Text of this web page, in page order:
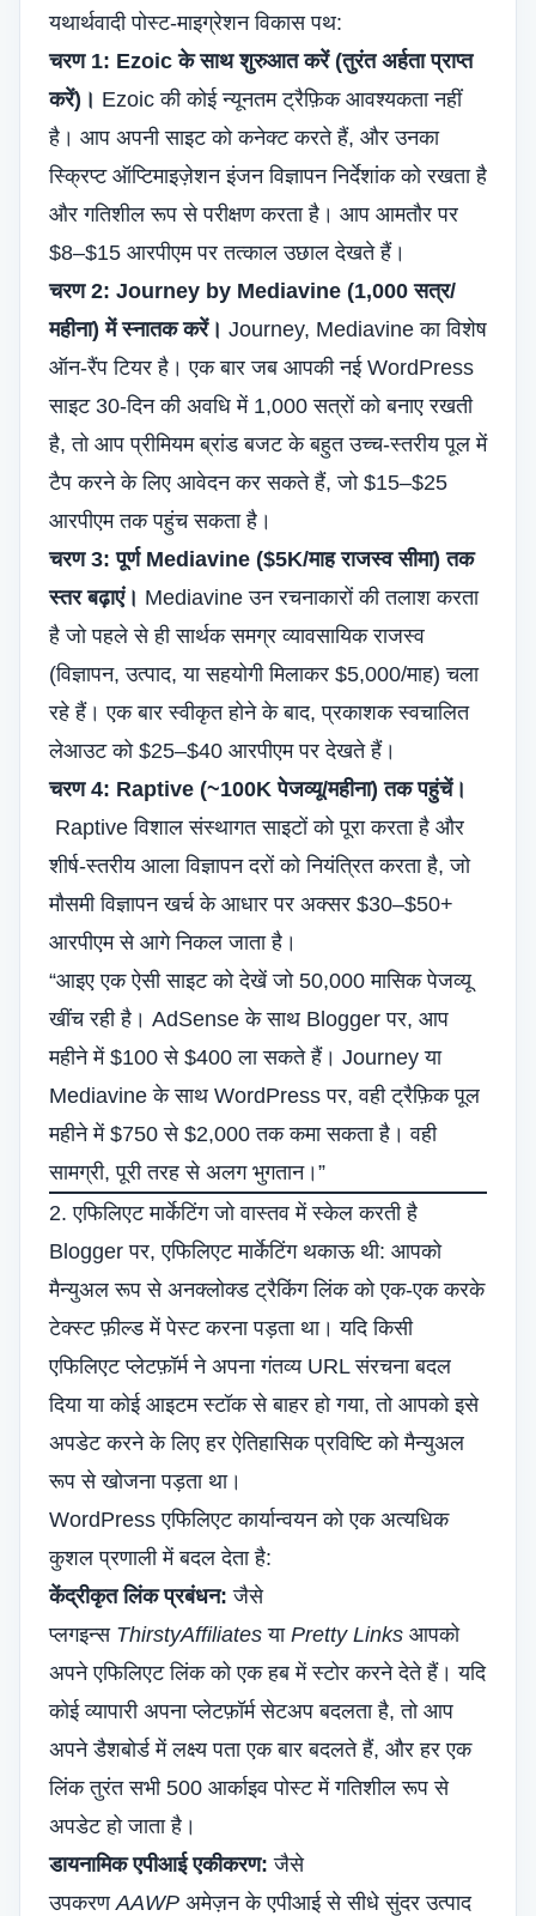
यथार्थवादी पोस्ट-माइग्रेशन विकास पथ:
चरण 1: Ezoic के साथ शुरुआत करें (तुरंत अर्हता प्राप्त
करें)। Ezoic की कोई न्यूनतम ट्रैफ़िक आवश्यकता नहीं
है। आप अपनी साइट को कनेक्ट करते हैं, और उनका
स्क्रिप्ट ऑप्टिमाइज़ेशन इंजन विज्ञापन निर्देशांक को रखता है
और गतिशील रूप से परीक्षण करता है। आप आमतौर पर
$8–$15 आरपीएम पर तत्काल उछाल देखते हैं।
चरण 2: Journey by Mediavine (1,000 सत्र/
महीना) में स्नातक करें। Journey, Mediavine का विशेष
ऑन-रैंप टियर है। एक बार जब आपकी नई WordPress
साइट 30-दिन की अवधि में 1,000 सत्रों को बनाए रखती
है, तो आप प्रीमियम ब्रांड बजट के बहुत उच्च-स्तरीय पूल में
टैप करने के लिए आवेदन कर सकते हैं, जो $15–$25
आरपीएम तक पहुंच सकता है।
चरण 3: पूर्ण Mediavine ($5K/माह राजस्व सीमा) तक
स्तर बढ़ाएं। Mediavine उन रचनाकारों की तलाश करता
है जो पहले से ही सार्थक समग्र व्यावसायिक राजस्व
(विज्ञापन, उत्पाद, या सहयोगी मिलाकर $5,000/माह) चला
रहे हैं। एक बार स्वीकृत होने के बाद, प्रकाशक स्वचालित
लेआउट को $25–$40 आरपीएम पर देखते हैं।
चरण 4: Raptive (~100K पेजव्यू/महीना) तक पहुंचें।
Raptive विशाल संस्थागत साइटों को पूरा करता है और
शीर्ष-स्तरीय आला विज्ञापन दरों को नियंत्रित करता है, जो
मौसमी विज्ञापन खर्च के आधार पर अक्सर $30–$50+
आरपीएम से आगे निकल जाता है।
“आइए एक ऐसी साइट को देखें जो 50,000 मासिक पेजव्यू
खींच रही है। AdSense के साथ Blogger पर, आप
महीने में $100 से $400 ला सकते हैं। Journey या
Mediavine के साथ WordPress पर, वही ट्रैफ़िक पूल
महीने में $750 से $2,000 तक कमा सकता है। वही
सामग्री, पूरी तरह से अलग भुगतान।”
2. एफिलिएट मार्केटिंग जो वास्तव में स्केल करती है
Blogger पर, एफिलिएट मार्केटिंग थकाऊ थी: आपको
मैन्युअल रूप से अनक्लोक्ड ट्रैकिंग लिंक को एक-एक करके
टेक्स्ट फ़ील्ड में पेस्ट करना पड़ता था। यदि किसी
एफिलिएट प्लेटफ़ॉर्म ने अपना गंतव्य URL संरचना बदल
दिया या कोई आइटम स्टॉक से बाहर हो गया, तो आपको इसे
अपडेट करने के लिए हर ऐतिहासिक प्रविष्टि को मैन्युअल
रूप से खोजना पड़ता था।
WordPress एफिलिएट कार्यान्वयन को एक अत्यधिक
कुशल प्रणाली में बदल देता है:
केंद्रीकृत लिंक प्रबंधन: जैसे
प्लगइन्स ThirstyAffiliates या Pretty Links आपको
अपने एफिलिएट लिंक को एक हब में स्टोर करने देते हैं। यदि
कोई व्यापारी अपना प्लेटफ़ॉर्म सेटअप बदलता है, तो आप
अपने डैशबोर्ड में लक्ष्य पता एक बार बदलते हैं, और हर एक
लिंक तुरंत सभी 500 आर्काइव पोस्ट में गतिशील रूप से
अपडेट हो जाता है।
डायनामिक एपीआई एकीकरण: जैसे
उपकरणAAWP अमेज़न के एपीआई से सीधे सुंदर उत्पाद